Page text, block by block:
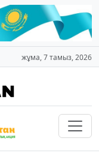
жұма, 7 тамыз, 2026